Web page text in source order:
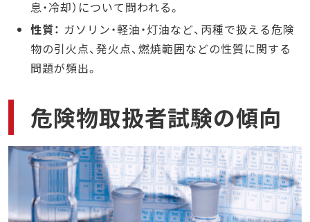
息・冷却）について問われる。
性質： ガソリン・軽油・灯油など、丙種で扱える危険
物の引火点、発火点、燃焼範囲などの性質に関する
問題が頻出。
危険物取扱者試験の傾向